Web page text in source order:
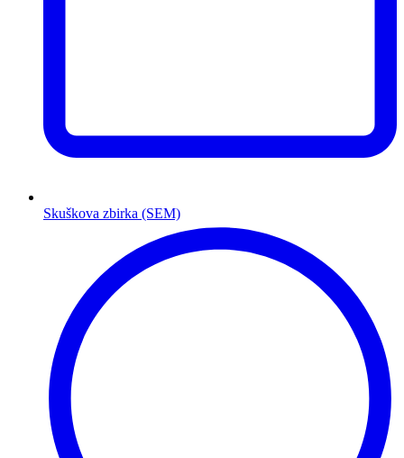
Skuškova zbirka (SEM)